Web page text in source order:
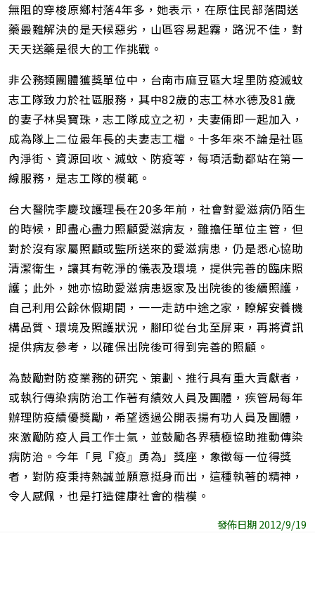
無阻的穿梭原鄉村落4年多，她表示，在原住民部落間送
藥最難解決的是天候惡劣，山區容易起霧，路況不佳，對
天天送藥是很大的工作挑戰。
非公務類團體獲獎單位中，台南市麻豆區大埕里防疫滅蚊
志工隊致力於社區服務，其中82歲的志工林水德及81歲
的妻子林吳寶珠，志工隊成立之初，夫妻倆即一起加入，
成為隊上二位最年長的夫妻志工檔。十多年來不論是社區
內淨街、資源回收、滅蚊、防疫等，每項活動都站在第一
線服務，是志工隊的模範。
台大醫院李慶玟護理長在20多年前，社會對愛滋病仍陌生
的時候，即盡心盡力照顧愛滋病友，雖擔任單位主管，但
對於沒有家屬照顧或監所送來的愛滋病患，仍是悉心協助
清潔衛生，讓其有乾淨的儀表及環境，提供完善的臨床照
護；此外，她亦協助愛滋病患返家及出院後的後續照護，
自己利用公餘休假期間，一一走訪中途之家，瞭解安養機
構品質、環境及照護狀況，腳印從台北至屏東，再將資訊
提供病友參考，以確保出院後可得到完善的照顧。
為鼓勵對防疫業務的研究、策劃、推行具有重大貢獻者，
或執行傳染病防治工作著有績效人員及團體，疾管局每年
辦理防疫績優獎勵，希望透過公開表揚有功人員及團體，
來激勵防疫人員工作士氣，並鼓勵各界積極協助推動傳染
病防治。今年「見『疫』勇為」獎座，象徵每一位得獎
者，對防疫秉持熱誠並願意挺身而出，這種執著的精神，
令人感佩，也是打造健康社會的楷模。
發佈日期 2012/9/19